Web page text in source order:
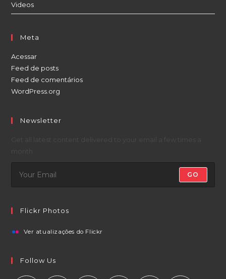
Videos
Meta
Acessar
Feed de posts
Feed de comentários
WordPress.org
Newsletter
GO
Flickr Photos
Ver atualizações do Flickr
Follow Us